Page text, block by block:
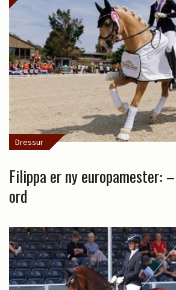
Dressur
Filippa er ny europamester:
ord